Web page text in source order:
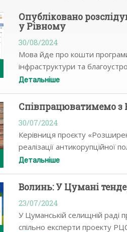
Опубліковано
у Рівному
30/08/2024
Мова йде про кошти
інфраструктури та
наближеними фірмами.
Детальніше
Співпрацюватимемо з
30/07/2024
Керівниця проєкту
реалізації антикорупційної
селищний голова Григорій
Детальніше
Волинь: У Цумані
23/07/2024
У Цуманській селищній раді
спільно експерти проекту